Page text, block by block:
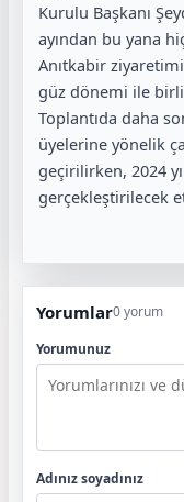
Kurulu Başkanı
ayından bu yana
Anıtkabir
güz dönemi ile
Toplantıda daha
üyelerine yönelik
geçirilirken, 2024
gerçekleştirilecek
Yorumlar0 yorum
Yorumunuz
Adınız soyadınız